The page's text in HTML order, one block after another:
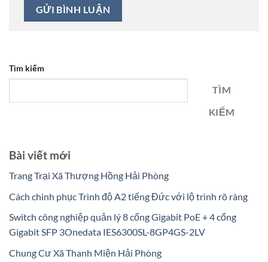
Tìm kiếm
TÌM
KIẾM
Bài viết mới
Trang Trại Xã Thượng Hồng Hải Phòng
Cách chinh phục Trình độ A2 tiếng Đức với lộ trình rõ ràng
Switch công nghiệp quản lý 8 cổng Gigabit PoE + 4 cổng
Gigabit SFP 3Onedata IES6300SL-8GP4GS-2LV
Chung Cư Xã Thanh Miện Hải Phòng